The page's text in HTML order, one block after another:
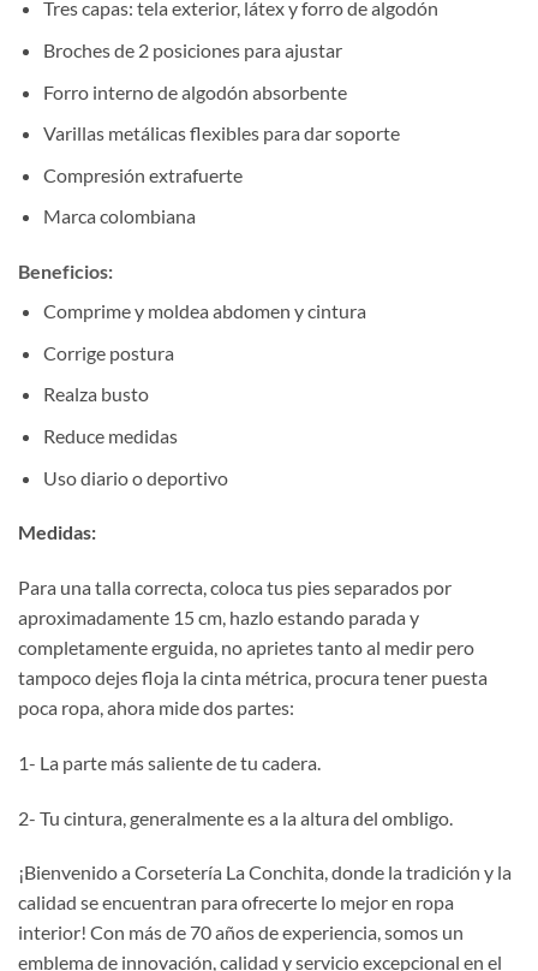
Tres capas: tela exterior, látex y forro de algodón
Broches de 2 posiciones para ajustar
Forro interno de algodón absorbente
Varillas metálicas flexibles para dar soporte
Compresión extrafuerte
Marca colombiana
Beneficios:
Comprime y moldea abdomen y cintura
Corrige postura
Realza busto
Reduce medidas
Uso diario o deportivo
Medidas:
Para una talla correcta, coloca tus pies separados por
aproximadamente 15 cm, hazlo estando parada y
completamente erguida, no aprietes tanto al medir pero
tampoco dejes floja la cinta métrica, procura tener puesta
poca ropa, ahora mide dos partes:
1- La parte más saliente de tu cadera.
2- Tu cintura, generalmente es a la altura del ombligo.
¡Bienvenido a Corsetería La Conchita, donde la tradición y la
calidad se encuentran para ofrecerte lo mejor en ropa
interior! Con más de 70 años de experiencia, somos un
emblema de innovación, calidad y servicio excepcional en el